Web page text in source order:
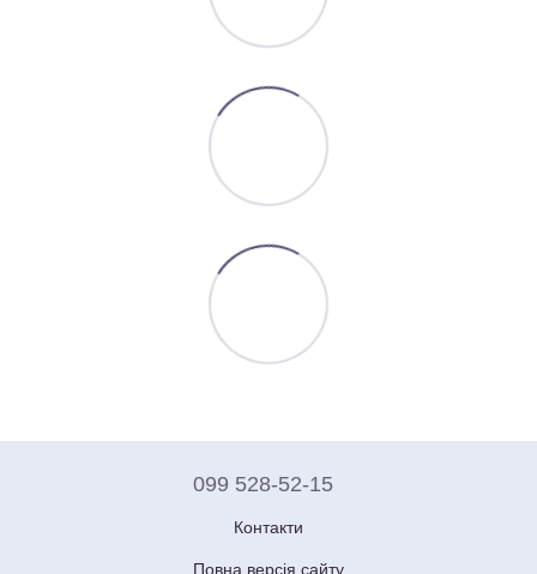
099 528-52-15
Контакти
Повна версія сайту